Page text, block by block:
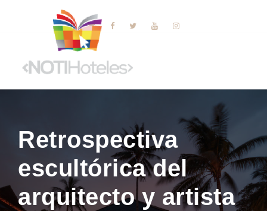
Retrospectiva
escultórica del
arquitecto y artista